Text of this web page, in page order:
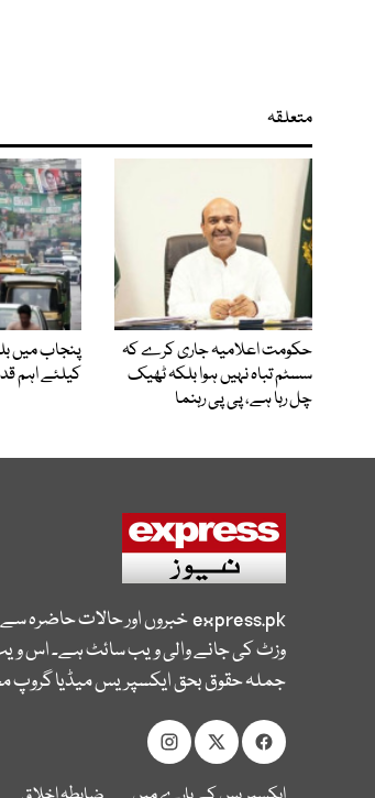
متعلقہ
حکومت اعلامیہ جاری کرے کہ
سسٹم تباہ نہیں ہوا بلکہ ٹھیک
چل رہا ہے، پی پی رہنما
پنجاب میں
کیلئے اہم
express.pkخبروں اور حالات حاضرہ
وزٹ کی جانے والی ویب سائٹ ہے۔ اس
جملہ حقوق بحق ایکسپریس میڈیا گروپ